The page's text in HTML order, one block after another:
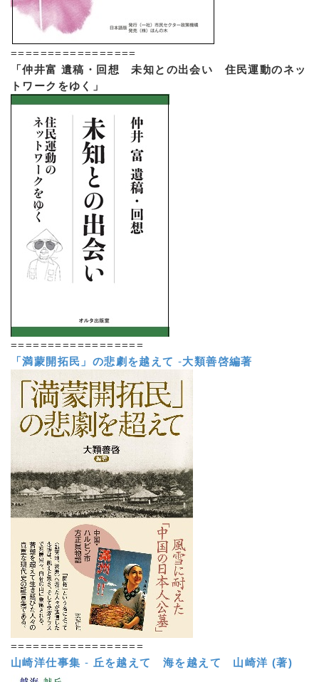
=================
「仲井富 遺稿・回想 未知との出会い 住民運動のネッ
トワークをゆく」
==================
「満蒙開拓民」の悲劇を越えて -大類善啓編著
==================
山崎洋仕事集 - 丘を越えて 海を越えて 山崎洋 (著)